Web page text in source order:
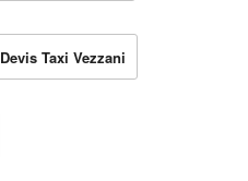
Devis Taxi Vezzani